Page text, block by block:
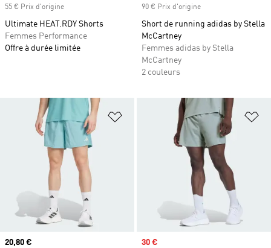
55 € Prix d'origine
Ultimate HEAT.RDY Shorts
Femmes Performance
Offre à durée limitée
90 € Prix d'origine
Short de running adidas by Stella
McCartney
Femmes adidas by Stella
McCartney
2 couleurs
Ajouter à la Liste de produits
Prix actuel
20,80 € Prix soldé
30 €